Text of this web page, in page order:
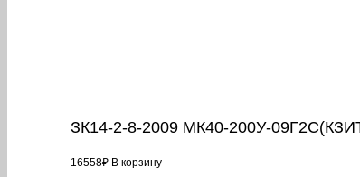
ЗК14-2-8-2009 МК40-200У-
16558₽ В корзину